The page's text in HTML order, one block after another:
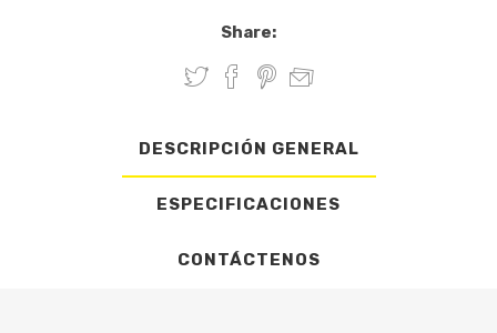
Share:
DESCRIPCIÓN GENERAL
ESPECIFICACIONES
CONTÁCTENOS